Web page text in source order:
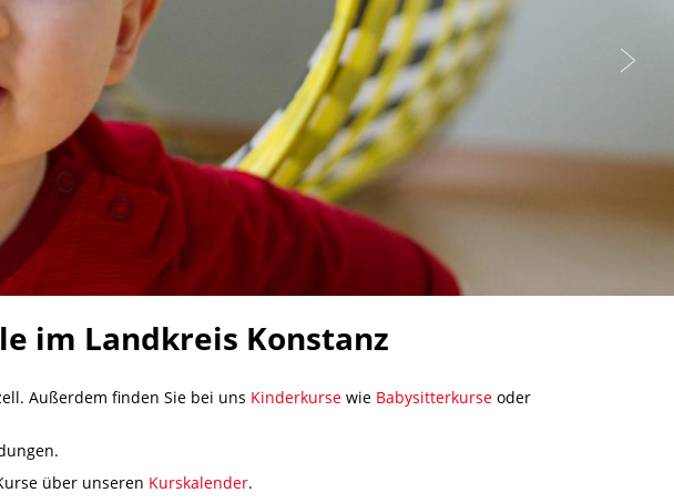
im Landkreis Konstanz
Außerdem finden Sie bei uns Kinderkurse wie Babysitterkurse oder
über unseren Kurskalender.